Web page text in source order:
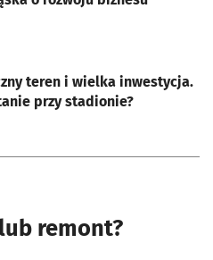
teren i wielka inwestycja.
przy stadionie?
remont?